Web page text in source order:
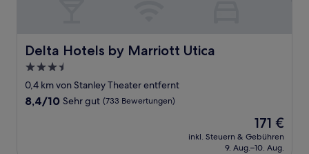
Delta Hotels by Marriott Utica
Delta Hotels by Marriott Utica
3.5-
Sterne-
Unterkunft
0,4 km von Stanley Theater entfernt
8.4
8,4/10 Sehr gut (733 Bewertungen)
Der
Preis
beträgt
171 €
inkl. Steuern & Gebühren
9. Aug.–10. Aug.